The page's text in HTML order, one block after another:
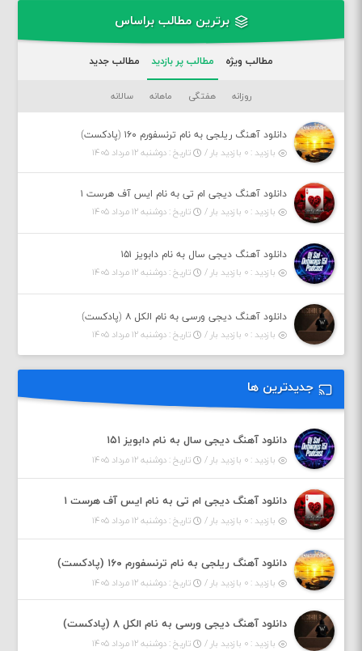
برترین مطالب براساس
مطالب ویژه مطالب پر بازدید مطالب جدید
روزانه هفتگی ماهانه سالانه
دانلود آهنگ ریلجی به نام ترنسفورم ۱۶۰ (پادکست)
بازدید : ۰ بازدید بار /
تاریخ : دوشنبه ۱۲ مرداد ۱۴۰۵
دانلود آهنگ دیجی ام تی به نام ایس آف هرست ۱
بازدید : ۰ بازدید بار /
تاریخ : دوشنبه ۱۲ مرداد ۱۴۰۵
دانلود آهنگ دیجی سال به نام دابویز ۱۵۱
بازدید : ۰ بازدید بار /
تاریخ : دوشنبه ۱۲ مرداد ۱۴۰۵
دانلود آهنگ دیجی ورسی به نام الکل ۸ (پادکست)
بازدید : ۰ بازدید بار /
تاریخ : دوشنبه ۱۲ مرداد ۱۴۰۵
جدیدترین ها
دانلود آهنگ دیجی سال به نام دابویز ۱۵۱
بازدید : ۰ بازدید بار / تاریخ : دوشنبه ۱۲ مرداد ۱۴۰۵
دانلود آهنگ دیجی ام تی به نام ایس آف هرست ۱
بازدید : ۰ بازدید بار / تاریخ : دوشنبه ۱۲ مرداد ۱۴۰۵
دانلود آهنگ ریلجی به نام ترنسفورم ۱۶۰ (پادکست)
بازدید : ۰ بازدید بار / تاریخ : دوشنبه ۱۲ مرداد ۱۴۰۵
دانلود آهنگ دیجی ورسی به نام الکل ۸ (پادکست)
بازدید : ۰ بازدید بار / تاریخ : دوشنبه ۱۲ مرداد ۱۴۰۵